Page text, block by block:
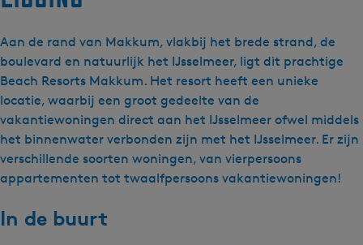
Aan de rand van Makkum, vlakbij het brede strand, de
boulevard en natuurlijk het IJsselmeer, ligt dit prachtige
Beach Resorts Makkum. Het resort heeft een unieke
locatie, waarbij een groot gedeelte van de
vakantiewoningen direct aan het IJsselmeer ofwel middels
het binnenwater verbonden zijn met het IJsselmeer. Er zijn
verschillende soorten woningen, van vierpersoons
appartementen tot twaalfpersoons vakantiewoningen!
In de buurt